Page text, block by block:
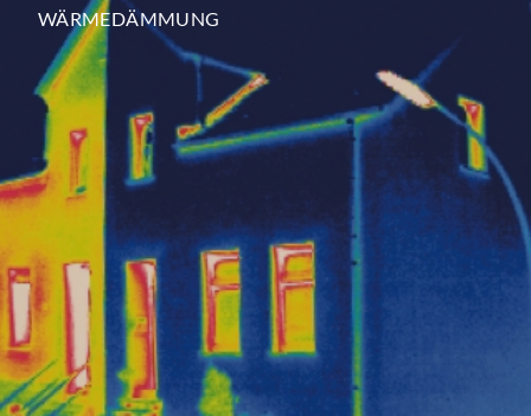
WÄRMEDÄMMUNG